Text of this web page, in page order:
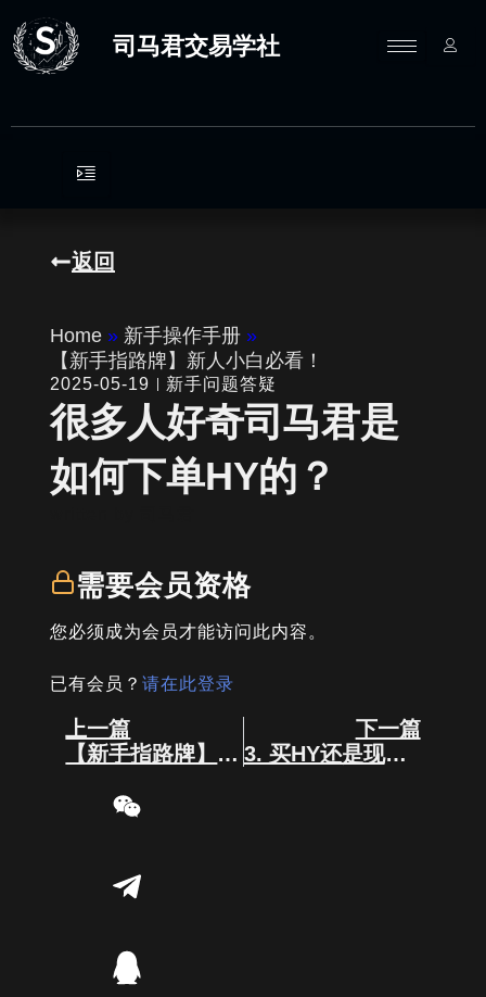
至
内
司马君交易学社
返回
Home » 新手操作手册 »
【新手指路牌】新人小白必看！
2025-05-19 新手问题答疑
很多人好奇司马君是
如何下单HY的？
需要会员资格
您必须成为会员才能访问此内容。
已有会员？ 请在此登录
Prev
上一篇
【新手指路牌】新人小白必看！
下一篇
3. 买HY还是现货？新手做什么合适？